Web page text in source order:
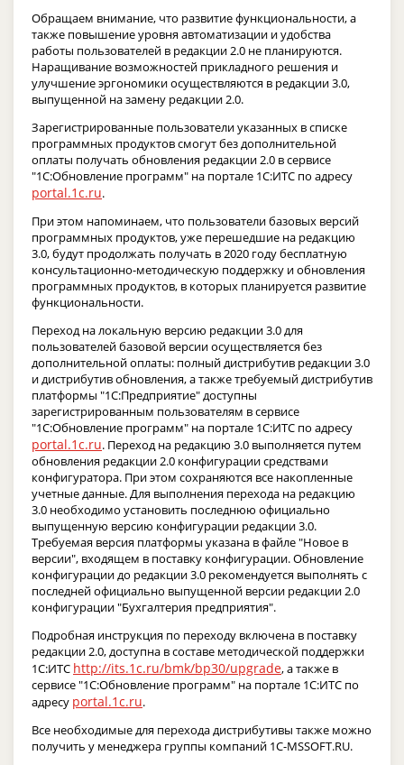
Обращаем внимание, что развитие функциональности, а
также повышение уровня автоматизации и удобства
работы пользователей в редакции 2.0 не планируются.
Наращивание возможностей прикладного решения и
улучшение эргономики осуществляются в редакции 3.0,
выпущенной на замену редакции 2.0.
Зарегистрированные пользователи указанных в списке
программных продуктов смогут без дополнительной
оплаты получать обновления редакции 2.0 в сервисе
"1С:Обновление программ" на портале 1С:ИТС по адресу
portal.1c.ru.
При этом напоминаем, что пользователи базовых версий
программных продуктов, уже перешедшие на редакцию
3.0, будут продолжать получать в 2020 году бесплатную
консультационно-методическую поддержку и обновления
программных продуктов, в которых планируется развитие
функциональности.
Переход на локальную версию редакции 3.0 для
пользователей базовой версии осуществляется без
дополнительной оплаты: полный дистрибутив редакции 3.0
и дистрибутив обновления, а также требуемый дистрибутив
платформы "1С:Предприятие" доступны
зарегистрированным пользователям в сервисе
"1С:Обновление программ" на портале 1С:ИТС по адресу
portal.1c.ru. Переход на редакцию 3.0 выполняется путем
обновления редакции 2.0 конфигурации средствами
конфигуратора. При этом сохраняются все накопленные
учетные данные. Для выполнения перехода на редакцию
3.0 необходимо установить последнюю официально
выпущенную версию конфигурации редакции 3.0.
Требуемая версия платформы указана в файле "Новое в
версии", входящем в поставку конфигурации. Обновление
конфигурации до редакции 3.0 рекомендуется выполнять с
последней официально выпущенной версии редакции 2.0
конфигурации "Бухгалтерия предприятия".
Подробная инструкция по переходу включена в поставку
редакции 2.0, доступна в составе методической поддержки
1С:ИТС http://its.1c.ru/bmk/bp30/upgrade, а также в
сервисе "1С:Обновление программ" на портале 1С:ИТС по
адресу portal.1c.ru.
Все необходимые для перехода дистрибутивы также можно
получить у менеджера группы компаний 1C-MSSOFT.RU.